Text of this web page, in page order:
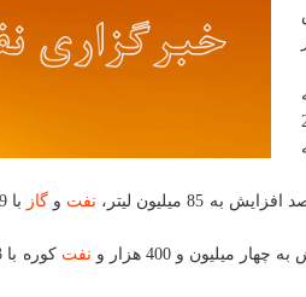
از 216
میلیون لیتر،
نفت و گاز
نفت